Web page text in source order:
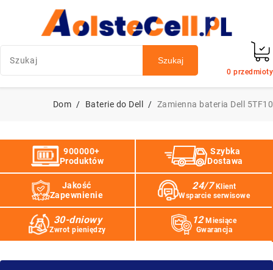
Szukaj
0 przedmioty
Dom Baterie do Dell Zamienna bateria Dell 5TF10
900000+
Produktów
Szybka
Dostawa
Jakość
Zapewnienie
24/7 Klient
Wsparcie serwisowe
30-dniowy
Zwrot pieniędzy
12 Miesiące
Gwarancja